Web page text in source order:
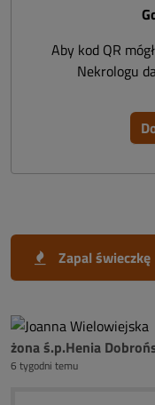
Aby kod QR
Nekrologu
Zapal świeczkę
żona ś.p.Henia
6 tygodni temu